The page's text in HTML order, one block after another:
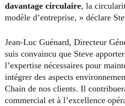
davantage circulaire, la
modèle d’entreprise, » déclare
Jean-Luc Guénard, Directeur
suis convaincu que Steve
l’expertise nécessaires pour
intégrer des aspects
Chain de nos clients. Il
commercial et à l’excellence